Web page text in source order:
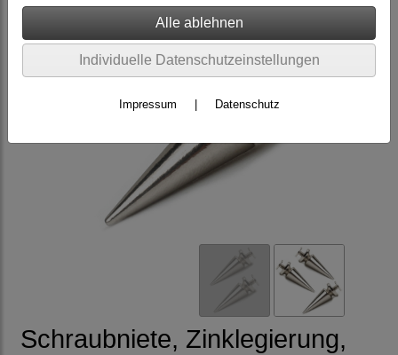
Schraubniete, Zinklegierung,
Individuelle Datenschutzeinstellungen
Impressum Datenschutz